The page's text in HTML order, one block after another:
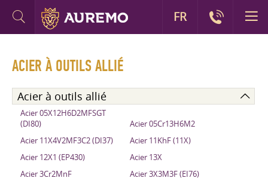
ACIER À OUTILS ALLIÉ
Acier à outils allié
Acier 05X12H6D2MFSGT
(DI80)
Acier 05Cr13H6M2
Acier 11X4V2MF3C2 (DI37)
Acier 11KhF (11X)
Acier 12X1 (EP430)
Acier 13X
Acier 3Cr2MnF
Acier 3X3M3F (EI76)
FR